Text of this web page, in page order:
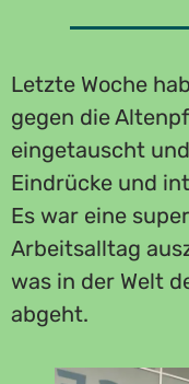
Letzte Woche
gegen die
eingetauscht
Eindrücke und
Es war eine
Arbeitsalltag
was in der Welt
abgeht.